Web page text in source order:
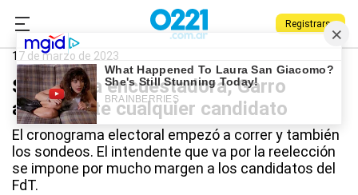
Registrarse
0221.com.ar
Elecciones 2023
17 de marzo de 2023
Según una encuestadora, Garro
arrasa ante cualquier candidato
El cronograma electoral empezó a correr y también
los sondeos. El intendente que va por la reelección
se impone por mucho margen a los candidatos del
FdT.